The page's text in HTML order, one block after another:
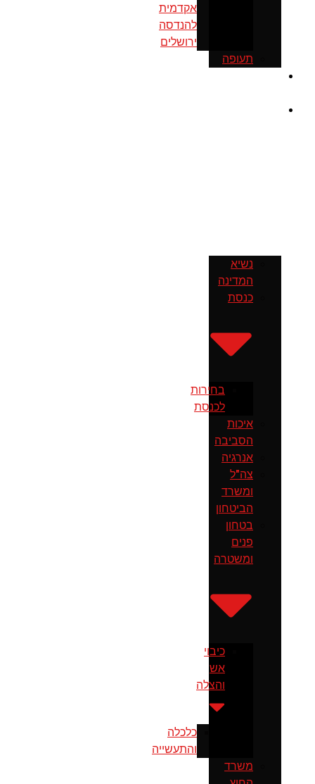
אקדמית
להנדסה
ירושלים
תעופה
נשיא
המדינה
כנסת
בחירות
לכנסת
איכות
הסביבה
אנרגיה
צה"ל
ומשרד
הביטחון
בטחון
פנים
ומשטרה
כיבוי
אש
והצלה
כלכלה
והתעשייה
משרד